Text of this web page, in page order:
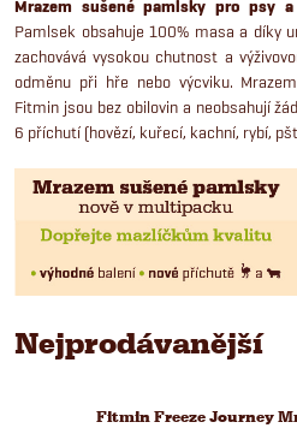
Mrazem sušené pamlsky pro psy
Pamlsek obsahuje 100% masa a díky
zachovává vysokou chutnost a
odměnu při hře nebo výcviku.
Fitmin jsou bez obilovin a neobsahují
6 příchutí (hovězí, kuřecí, kachní, rybí,
Nejprodávanější
Fitmin Freeze Journey